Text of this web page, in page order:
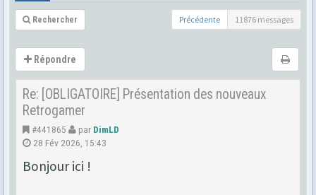
Précédente 11876 messages
Rechercher
Répondre
Re: [OBLIGATOIRE] Présentation des nouveaux
Retrogamer
#441865 par DimLD
28 Fév 2026, 15:43
Bonjour ici !